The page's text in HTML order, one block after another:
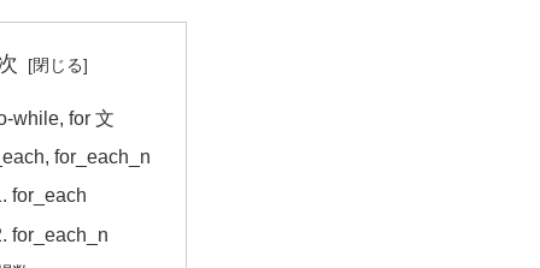
while, for 文
for_each_n
for_each
for_each_n